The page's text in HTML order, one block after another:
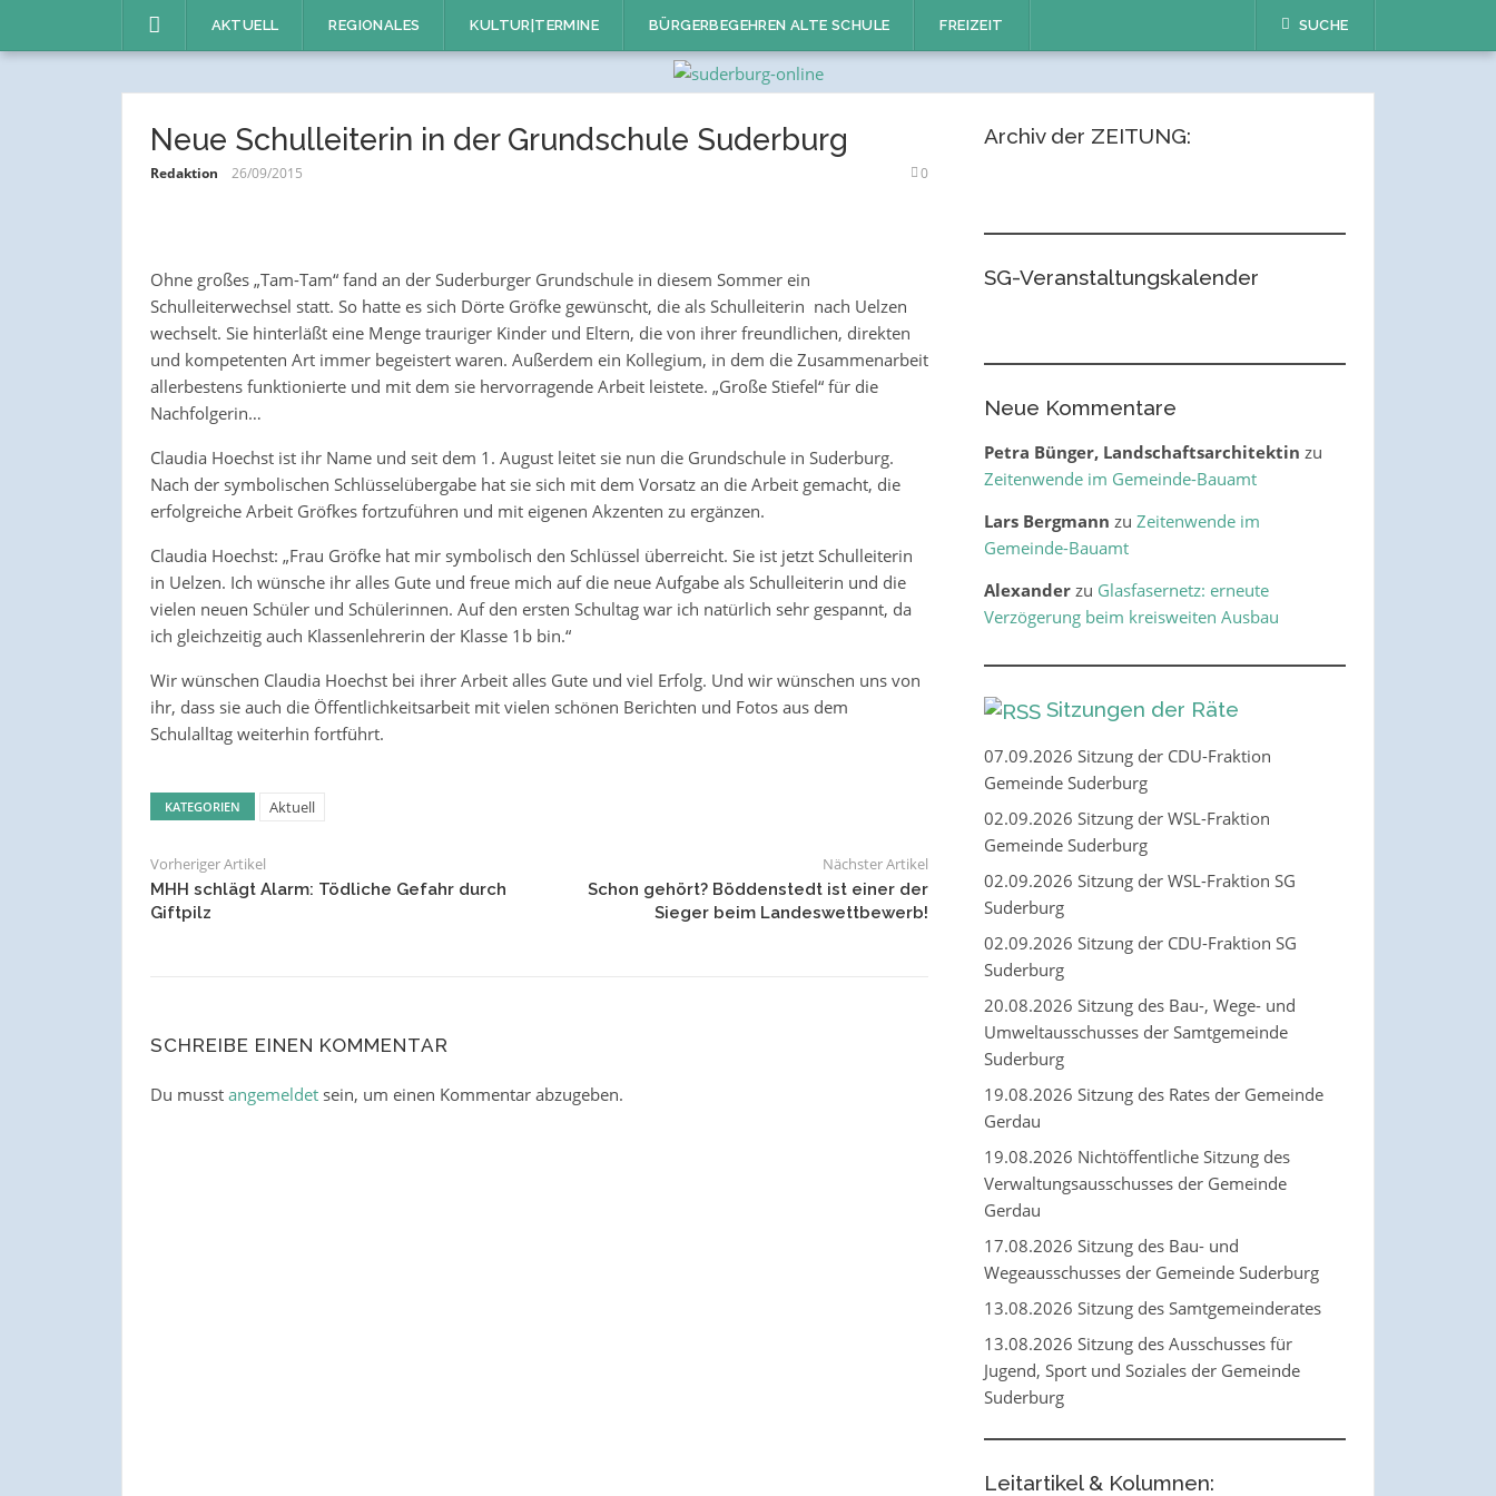
AKTUELL REGIONALES KULTUR|TERMINE BÜRGERBEGEHREN ALTE SCHULE FREIZEIT SUCHE
Neue Schulleiterin in der Grundschule Suderburg
Redaktion 26/09/2015 0
Ohne großes „Tam-Tam“ fand an der Suderburger Grundschule in diesem Sommer ein
Schulleiterwechsel statt. So hatte es sich Dörte Gröfke gewünscht, die als Schulleiterin nach Uelzen
wechselt. Sie hinterläßt eine Menge trauriger Kinder und Eltern, die von ihrer freundlichen, direkten
und kompetenten Art immer begeistert waren. Außerdem ein Kollegium, in dem die Zusammenarbeit
allerbestens funktionierte und mit dem sie hervorragende Arbeit leistete. „Große Stiefel“ für die
Nachfolgerin…
Claudia Hoechst ist ihr Name und seit dem 1. August leitet sie nun die Grundschule in Suderburg.
Nach der symbolischen Schlüsselübergabe hat sie sich mit dem Vorsatz an die Arbeit gemacht, die
erfolgreiche Arbeit Gröfkes fortzuführen und mit eigenen Akzenten zu ergänzen.
Claudia Hoechst: „Frau Gröfke hat mir symbolisch den Schlüssel überreicht. Sie ist jetzt Schulleiterin
in Uelzen. Ich wünsche ihr alles Gute und freue mich auf die neue Aufgabe als Schulleiterin und die
vielen neuen Schüler und Schülerinnen. Auf den ersten Schultag war ich natürlich sehr gespannt, da
ich gleichzeitig auch Klassenlehrerin der Klasse 1b bin.“
Wir wünschen Claudia Hoechst bei ihrer Arbeit alles Gute und viel Erfolg. Und wir wünschen uns von
ihr, dass sie auch die Öffentlichkeitsarbeit mit vielen schönen Berichten und Fotos aus dem
Schulalltag weiterhin fortführt.
KATEGORIEN Aktuell
Vorheriger Artikel
MHH schlägt Alarm: Tödliche Gefahr durch
Giftpilz
Nächster Artikel
Schon gehört? Böddenstedt ist einer der
Sieger beim Landeswettbewerb!
SCHREIBE EINEN KOMMENTAR
Du musst angemeldetsein, um einen Kommentar abzugeben.
Archiv der ZEITUNG:
SG-Veranstaltungskalender
Neue Kommentare
Petra Bünger, Landschaftsarchitektin zu
Zeitenwende im Gemeinde-Bauamt
Lars Bergmann zu Zeitenwende im
Gemeinde-Bauamt
Alexanderzu Glasfasernetz: erneute
Verzögerung beim kreisweiten Ausbau
Sitzungen der Räte
07.09.2026 Sitzung der CDU-Fraktion
Gemeinde Suderburg
02.09.2026 Sitzung der WSL-Fraktion
Gemeinde Suderburg
02.09.2026 Sitzung der WSL-Fraktion SG
Suderburg
02.09.2026 Sitzung der CDU-Fraktion SG
Suderburg
20.08.2026 Sitzung des Bau-, Wege- und
Umweltausschusses der Samtgemeinde
Suderburg
19.08.2026 Sitzung des Rates der Gemeinde
Gerdau
19.08.2026 Nichtöffentliche Sitzung des
Verwaltungsausschusses der Gemeinde
Gerdau
17.08.2026 Sitzung des Bau- und
Wegeausschusses der Gemeinde Suderburg
13.08.2026 Sitzung des Samtgemeinderates
13.08.2026 Sitzung des Ausschusses für
Jugend, Sport und Soziales der Gemeinde
Suderburg
Leitartikel & Kolumnen: